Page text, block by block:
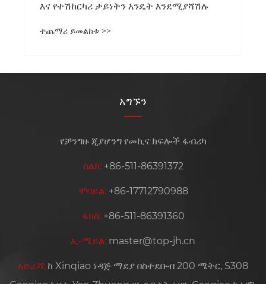
እና የተሽከርካሪ ታይነትን እንዴት እንደሚያሻሽሉ
ተጨማሪ ይመልከቱ >>
አግኙን
የቻንግዙ ጂያሆንግ የመኪና ክፍሎች ፋብሪካ
ስልክ: +86-511-86391372
ሞባይል: +86-17712790988
ፋክስ: +86-511-86391360
ኢ-ሜይል: master@top-jh.cn
አድራሻ: ከ Xinqiao ነዳጅ ማደያ በስተደቡብ 200 ሜትር, S308